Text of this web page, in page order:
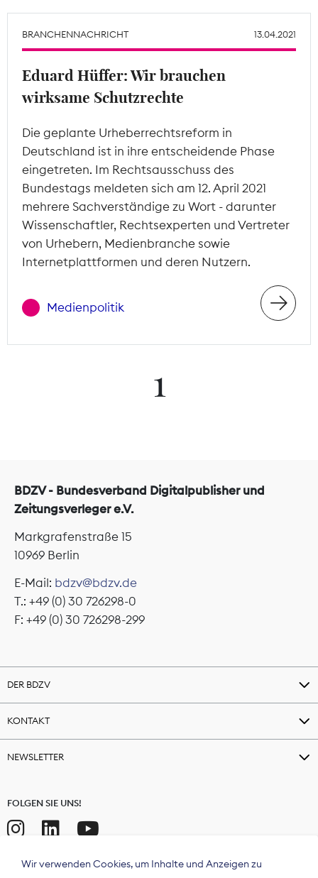
Mitgliederbereich
BRANCHENNACHRICHT 13.04.2021
Eduard Hüffer: Wir brauchen
wirksame Schutzrechte
Die geplante Urheberrechtsreform in
Deutschland ist in ihre entscheidende Phase
eingetreten. Im Rechtsausschuss des
Bundestags meldeten sich am 12. April 2021
mehrere Sachverständige zu Wort - darunter
Wissenschaftler, Rechtsexperten und Vertreter
von Urhebern, Medienbranche sowie
Internetplattformen und deren Nutzern.
Medienpolitik
1
BDZV - Bundesverband Digitalpublisher und
Zeitungsverleger e.V.
Markgrafenstraße 15
10969 Berlin
E-Mail: bdzv@bdzv.de
T.: +49 (0) 30 726298-0
F: +49 (0) 30 726298-299
DER BDZV
KONTAKT
NEWSLETTER
FOLGEN SIE UNS!
Wir verwenden Cookies, um Inhalte und Anzeigen zu